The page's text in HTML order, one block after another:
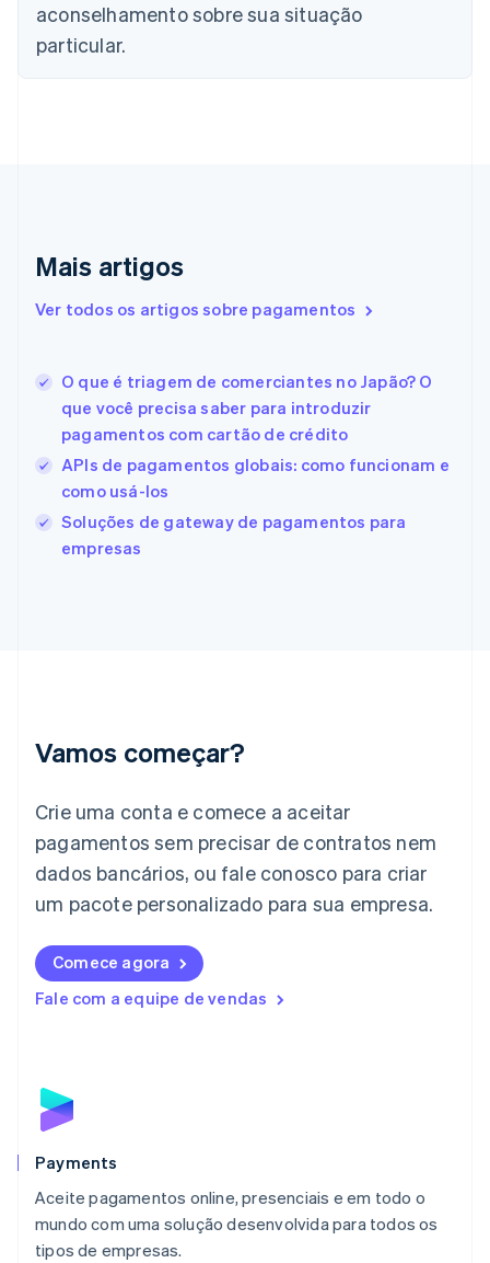
aconselhamento sobre sua situação
particular.
Mais artigos
Ver todos os artigos sobre pagamentos
O que é triagem de comerciantes no Japão? O
que você precisa saber para introduzir
pagamentos com cartão de crédito
APIs de pagamentos globais: como funcionam e
como usá-los
Soluções de gateway de pagamentos para
empresas
Vamos começar?
Crie uma conta e comece a aceitar
pagamentos sem precisar de contratos nem
dados bancários, ou fale conosco para criar
um pacote personalizado para sua empresa.
Comece agora
Fale com a equipe de vendas
Payments
Aceite pagamentos online, presenciais e em todo o
mundo com uma solução desenvolvida para todos os
tipos de empresas.
China continental
简体中文English
Eslováquia
English
EnglishItaliano
Estados Unidos
EnglishEspañol简体中文
Estônia
English
Finlândia
EnglishSvenska
França
Français
Gibraltar
English
Italiano English
日本語English
Letônia
Liechtenstein
Lituânia
English
Luxemburgo
Malta
English
EspañolEnglish
English
Nova Zelândia
English